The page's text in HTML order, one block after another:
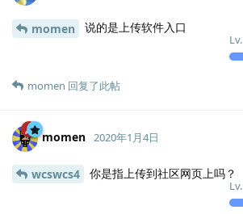
Lv.
momen 说的是上传软件入口
momen 回复了此帖
momen
Lv.
2020年1月4日
wcswcs4 你是指上传到社区网页上吗？